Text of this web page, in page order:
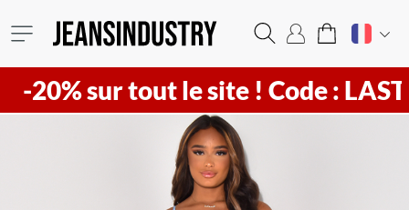
tout le site !Code : LAST20 !